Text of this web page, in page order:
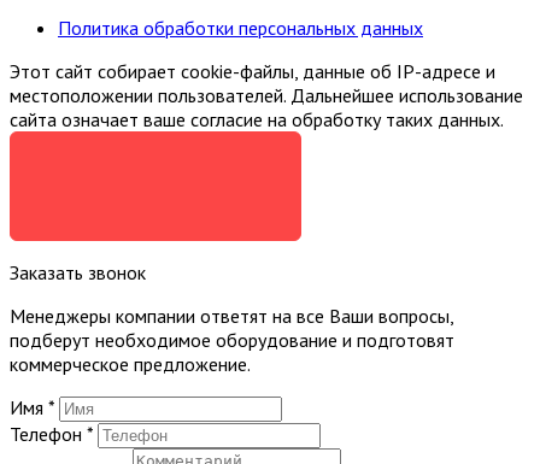
Политика обработки персональных данных
Этот сайт собирает cookie-файлы, данные об IP-адресе и
местоположении пользователей. Дальнейшее использование
сайта означает ваше согласие на обработку таких данных.
Заказать звонок
Менеджеры компании ответят на все Ваши вопросы,
подберут необходимое оборудование и подготовят
коммерческое предложение.
Имя *
Телефон *